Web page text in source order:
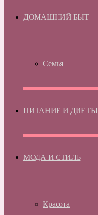
ДОМАШНИЙ БЫТ
Семья
ПИТАНИЕ И ДИЕТЫ
МОДА И СТИЛЬ
Красота